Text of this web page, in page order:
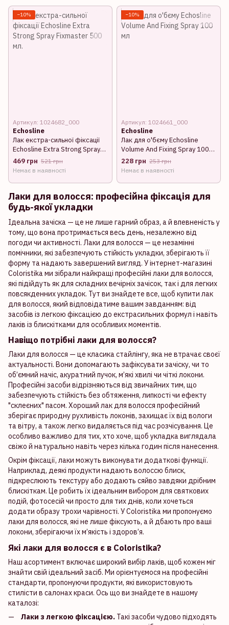
−10%
Артикул: 1024682_000
Echosline
Лак екстра-сильної фіксації
Echosline Extra Strong Spray
Fixmaster 500 мл.
469 грн 521 грн
Немає в наявності
−10%
Артикул: 1024661_000
Echosline
Лак для о'бєму Echosline
Volume And Fixing Spray 100
мл
228 грн 253 грн
Немає в наявності
Лаки для волосся: професійна фіксація для
будь-якої укладки
Ідеальна зачіска — це не лише гарний образ, а й впевненість у
тому, що вона протримається весь день, незалежно від
погоди чи активності. Лаки для волосся — це незамінні
помічники, які забезпечують стійкість укладки, зберігають її
форму та надають завершений вигляд. У інтернет-магазині
Coloristika ми зібрали найкращі професійні лаки для волосся,
які підійдуть як для складних вечірніх зачісок, так і для легких
повсякденних укладок. Тут ви знайдете все, щоб купити лак
для волосся, який відповідатиме вашим завданням: від
засобів із легкою фіксацією до екстрасильних формул і навіть
лаків із блискітками для особливих моментів.
Навіщо потрібні лаки для волосся?
Лаки для волосся — це класика стайлінгу, яка не втрачає своєї
актуальності. Вони допомагають зафіксувати зачіску, чи то
об’ємний начіс, акуратний пучок, м’які хвилі чи чіткі локони.
Професійні засоби відрізняються від звичайних тим, що
забезпечують стійкість без обтяження, липкості чи ефекту
"склеєних" пасом. Хороший лак для волосся професійний
зберігає природну рухливість локонів, захищає їх від вологи
та вітру, а також легко видаляється під час розчісування. Це
особливо важливо для тих, хто хоче, щоб укладка виглядала
свіжо й натурально навіть через кілька годин після нанесення.
Окрім фіксації, лаки можуть виконувати додаткові функції.
Наприклад, деякі продукти надають волоссю блиск,
підкреслюють текстуру або додають сяйво завдяки дрібним
блискіткам. Це робить їх ідеальним вибором для святкових
подій, фотосесій чи просто для тих днів, коли хочеться
додати образу трохи чарівності. У Coloristika ми пропонуємо
лаки для волосся, які не лише фіксують, а й дбають про ваші
локони, зберігаючи їх м’якість і здоров’я.
Які лаки для волосся є в Coloristika?
Наш асортимент включає широкий вибір лаків, щоб кожен міг
знайти свій ідеальний засіб. Ми орієнтуємося на професійні
стандарти, пропонуючи продукти, які використовують
стилісти в салонах краси. Ось що ви знайдете в нашому
каталозі:
Лаки з легкою фіксацією. Такі засоби чудово підходять